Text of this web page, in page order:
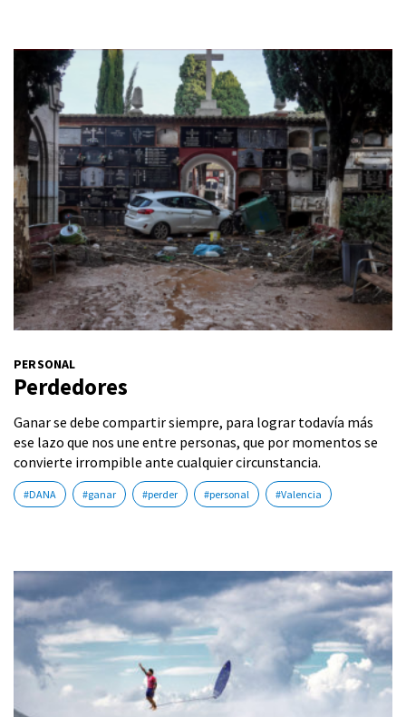
PERSONAL
Perdedores
Ganar se debe compartir siempre, para lograr todavía más
ese lazo que nos une entre personas, que por momentos se
convierte irrompible ante cualquier circunstancia.
#DANA #ganar #perder #personal #Valencia